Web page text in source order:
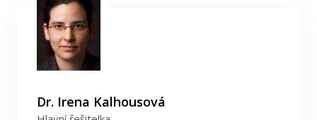
Dr. Irena Kalhousová